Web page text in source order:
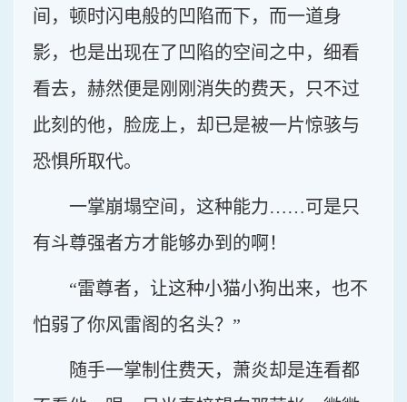
间，顿时闪电般的凹陷而下，而一道身
影，也是出现在了凹陷的空间之中，细看
看去，赫然便是刚刚消失的费天，只不过
此刻的他，脸庞上，却已是被一片惊骇与
恐惧所取代。
一掌崩塌空间，这种能力……可是只
有斗尊强者方才能够办到的啊！
“雷尊者，让这种小猫小狗出来，也不
怕弱了你风雷阁的名头？”
随手一掌制住费天，萧炎却是连看都